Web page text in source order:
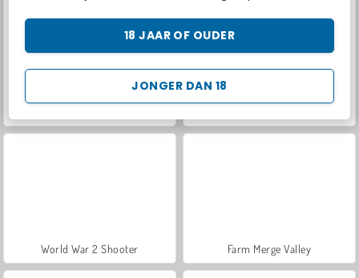
JONGER DAN 18
18 JAAR OF OUDER
World War 2 Shooter Farm Merge Valley